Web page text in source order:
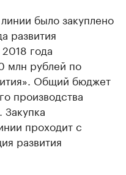
было закуплено
развития
года
млн рублей по
Общий бюджет
производства
проходит с
развития